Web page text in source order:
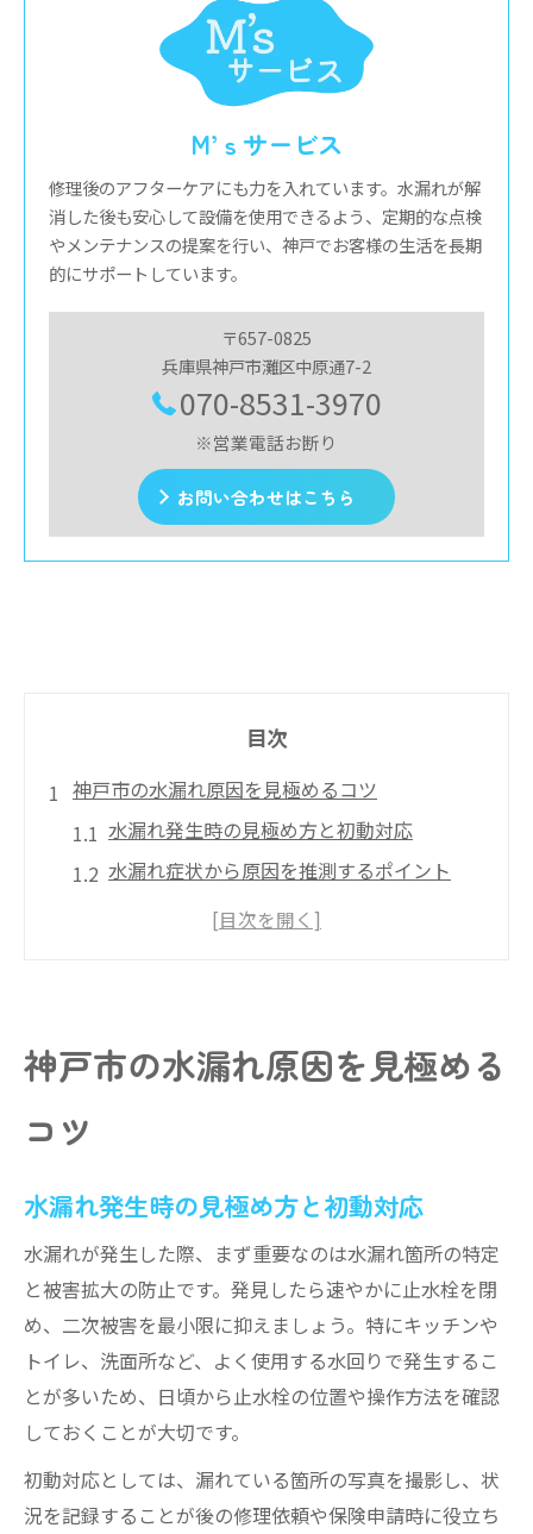
M’ｓサービス
修理後のアフターケアにも力を入れています。水漏れが解
消した後も安心して設備を使用できるよう、定期的な点検
やメンテナンスの提案を行い、神戸でお客様の生活を長期
的にサポートしています。
〒657-0825
兵庫県神戸市灘区中原通7-2
070-8531-3970
※営業電話お断り
お問い合わせはこちら
目次
神戸市の水漏れ原因を見極めるコツ
水漏れ発生時の見極め方と初動対応
水漏れ症状から原因を推測するポイント
神戸市で多い水漏れトラブルの特徴
水漏れ修理で失敗しない依頼手順の流れ
水漏れ修理依頼時に必要な準備と注意点
指定業者選びでトラブル回避を実現
水漏れ指定業者の見分け方と選定基準
神戸市の水道局指定業者一覧活用のコツ
悪質な水漏れ業者と正規業者の違いとは
指定業者選びでよくある失敗例と回避法
水漏れ修理依頼前に確認する安心ポイント
悪質業者を避ける水漏れ対処法
神戸市の水漏れ原因を見極める
コツ
水漏れ発生時の見極め方と初動対応
水漏れが発生した際、まず重要なのは水漏れ箇所の特定
と被害拡大の防止です。発見したら速やかに止水栓を閉
め、二次被害を最小限に抑えましょう。特にキッチンや
トイレ、洗面所など、よく使用する水回りで発生するこ
とが多いため、日頃から止水栓の位置や操作方法を確認
しておくことが大切です。
初動対応としては、漏れている箇所の写真を撮影し、状
況を記録することが後の修理依頼や保険申請時に役立ち